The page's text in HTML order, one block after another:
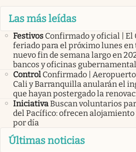
Las más leídas
Festivos Confirmado y oficial | El
feriado para el próximo lunes en
nuevo fin de semana largo en
bancos y oficinas
Control Confirmado |
Cali y Barranquilla anularán el
que hayan postergado la
IniciativaBuscan voluntarios
del Pacífico: ofrecen alojamiento
por día
Últimas noticias